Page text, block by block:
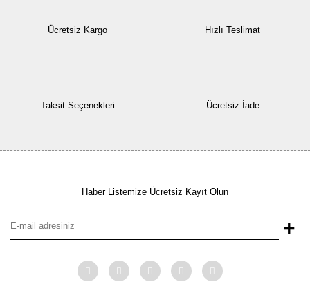
Ücretsiz Kargo Hızlı Teslimat
Taksit Seçenekleri Ücretsiz İade
Haber Listemize Ücretsiz Kayıt Olun
+